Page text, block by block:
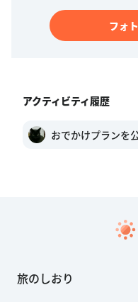
フォ
アクティビティ履歴
おでかけプランを
旅のしおり